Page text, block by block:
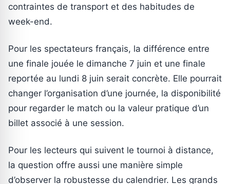
contraintes de transport et des habitudes de
week-end.
Pour les spectateurs français, la différence entre
une finale jouée le dimanche 7 juin et une finale
reportée au lundi 8 juin serait concrète. Elle pourrait
changer l’organisation d’une journée, la disponibilité
pour regarder le match ou la valeur pratique d’un
billet associé à une session.
Pour les lecteurs qui suivent le tournoi à distance,
la question offre aussi une manière simple
d’observer la robustesse du calendrier. Les grands